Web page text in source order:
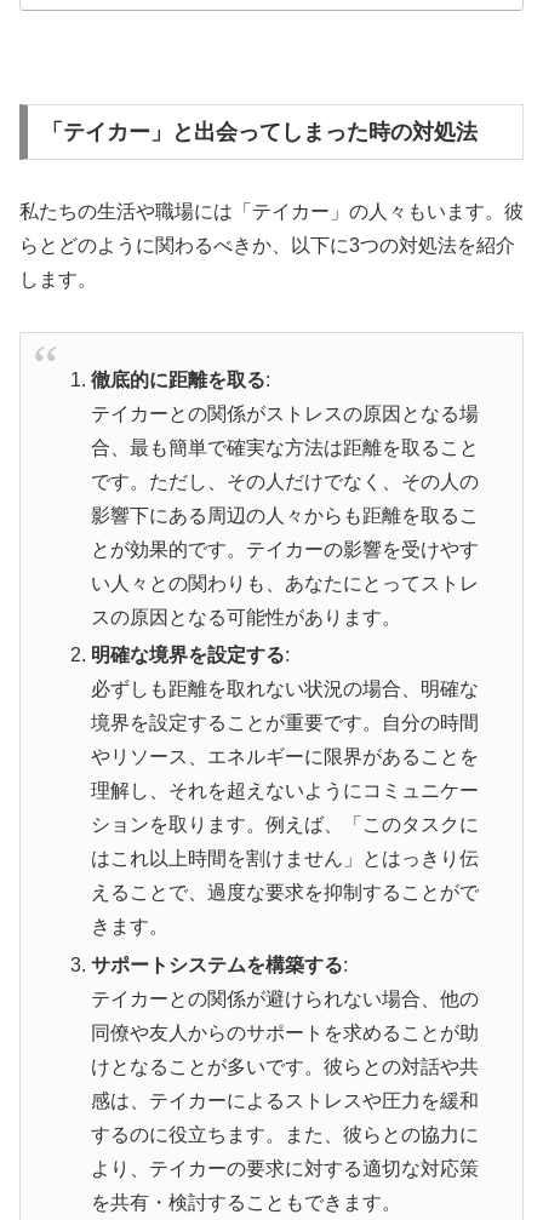
「テイカー」と出会ってしまった時の対処法
私たちの生活や職場には「テイカー」の人々もいます。彼
らとどのように関わるべきか、以下に3つの対処法を紹介
します。
徹底的に距離を取る:
テイカーとの関係がストレスの原因となる場
合、最も簡単で確実な方法は距離を取ること
です。ただし、その人だけでなく、その人の
影響下にある周辺の人々からも距離を取るこ
とが効果的です。テイカーの影響を受けやす
い人々との関わりも、あなたにとってストレ
スの原因となる可能性があります。
明確な境界を設定する:
必ずしも距離を取れない状況の場合、明確な
境界を設定することが重要です。自分の時間
やリソース、エネルギーに限界があることを
理解し、それを超えないようにコミュニケー
ションを取ります。例えば、「このタスクに
はこれ以上時間を割けません」とはっきり伝
えることで、過度な要求を抑制することがで
きます。
サポートシステムを構築する:
テイカーとの関係が避けられない場合、他の
同僚や友人からのサポートを求めることが助
けとなることが多いです。彼らとの対話や共
感は、テイカーによるストレスや圧力を緩和
するのに役立ちます。また、彼らとの協力に
より、テイカーの要求に対する適切な対応策
を共有・検討することもできます。